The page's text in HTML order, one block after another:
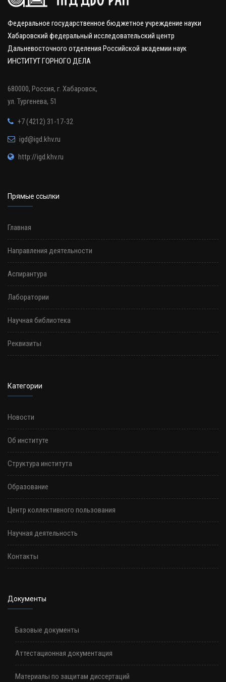
Федеральное государственное бюджетное учреждение науки
Хабаровский федеральный исследовательский центр
Дальневосточного отделения Российской академии наук
ИНСТИТУТ ГОРНОГО ДЕЛА
680000, Россия, г. Хабаровск,
ул. Тургенева, 51
+7 (4212) 31-17-32
igd@igd.khv.ru
http://igd.khv.ru
Прямые ссылки
Главная
Направления деятельности
Аспирантура
Лаборатории
Научная библиотека
Реквизиты
Категории
Новости
Об институте
Структура института
Образование
Центр коллективного пользования
Научная деятельность
Контакты
Документы
Базовые документы
Аттестационная документация
Материалы по защитам диссертаций